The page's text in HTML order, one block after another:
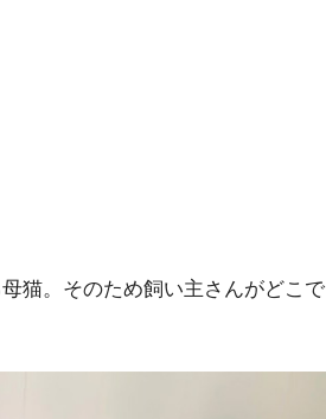
猫。そのため飼い主さんがどこで